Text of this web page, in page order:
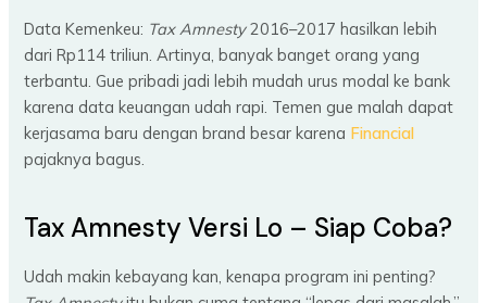
Data Kemenkeu: Tax Amnesty2016–2017 hasilkan lebih
dari Rp114 triliun. Artinya, banyak banget orang yang
terbantu. Gue pribadi jadi lebih mudah urus modal ke bank
karena data keuangan udah rapi. Temen gue malah dapat
kerjasama baru dengan brand besar karena Financial
pajaknya bagus.
Tax Amnesty Versi Lo – Siap Coba?
Udah makin kebayang kan, kenapa program ini penting?